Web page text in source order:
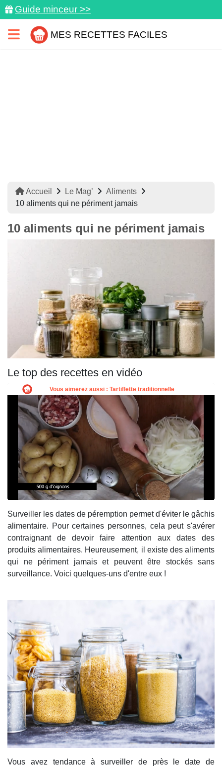
Guide minceur >>
MES RECETTES FACILES
Accueil Le Mag’
Aliments
10 aliments qui ne périment jamais
10 aliments qui ne périment jamais
Le top des recettes en vidéo
Surveiller les dates de péremption permet d'éviter le gâchis
alimentaire. Pour certaines personnes, cela peut s'avérer
contraignant de devoir faire attention aux dates des
produits alimentaires. Heureusement, il existe des aliments
qui ne périment jamais et peuvent être stockés sans
surveillance. Voici quelques-uns d'entre eux !
Vous avez tendance à surveiller de près le date de